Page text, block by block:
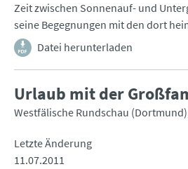
Zeit zwischen Sonnenauf- und
seine Begegnungen mit den dort
Datei herunterladen
Urlaub mit der
Westfälische Rundschau (Dortmund)
Letzte Änderung
11.07.2011